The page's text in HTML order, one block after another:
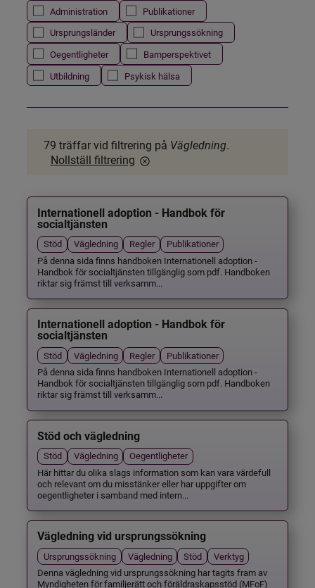
Administration
Publikationer
Ursprungsländer
Ursprungssökning
Oegentligheter
Barnperspektivet
Utbildning
Psykisk hälsa
79 träffarvid filtrering på Vägledning.
Nollställ filtrering
Internationell adoption - Handbok för
socialtjänsten
Stöd Vägledning Regler
Publikationer
På denna sida finns handboken Internationell adoption -
Handbok för socialtjänsten tillgänglig som pdf. Handboken
riktar sig främst till verksamm...
Internationell adoption - Handbok för
socialtjänsten
Stöd Vägledning Regler
Publikationer
På denna sida finns handboken Internationell adoption -
Handbok för socialtjänsten tillgänglig som pdf. Handboken
riktar sig främst till verksamm...
Stöd och vägledning
Stöd Vägledning
Oegentligheter
Här hittar du olika slags information som kan vara värdefull
och relevant om du misstänker eller har uppgifter om
oegentligheter i samband med intern...
Vägledning vid ursprungssökning
Ursprungssökning Vägledning Stöd
Verktyg
Denna vägledning vid ursprungssökning har tagits fram av
Myndigheten för familjerätt och föräldraskapsstöd (MFoF)